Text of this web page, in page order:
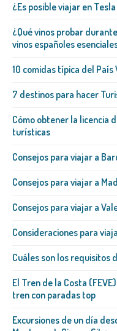
¿Es posible viajar en
¿Qué vinos probar
vinos españoles
10 comidas típica del País
7 destinos para hacer
Cómo obtener la licencia
turísticas
Consejos para viajar a
Consejos para viajar a
Consejos para viajar a
Consideraciones para
Cuáles son los requisitos
El Tren de la Costa
tren con paradas top
Excursiones de un día